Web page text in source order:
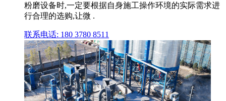
粉磨设备时,一定要根据自身施工操作环境的实际需求进
行合理的选购,让微 .
联系电话: 180 3780 8511